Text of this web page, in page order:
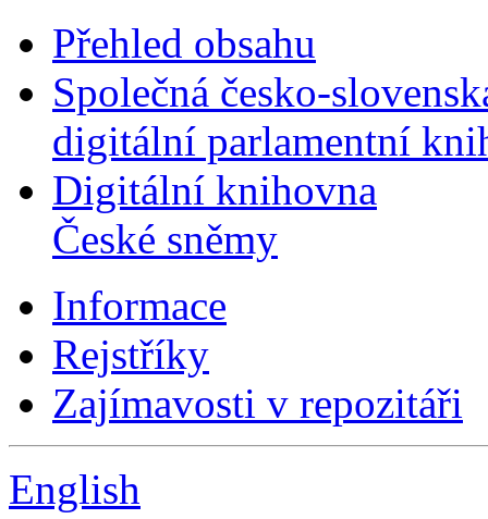
Přehled obsahu
Společná česko-
digitální parlamentní
Digitální knihovna
České sněmy
Informace
Rejstříky
Zajímavosti v repozitáři
English